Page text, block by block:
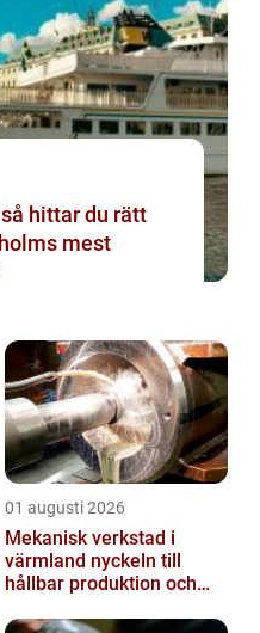
mest
01 augusti 2026
Mekanisk verkstad i
värmland nyckeln till
hållbar produktion och